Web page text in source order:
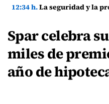
12:34 h.La seguridad y la protección del entorno
Spar celebra
miles de
año de